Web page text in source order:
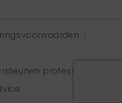
professionals